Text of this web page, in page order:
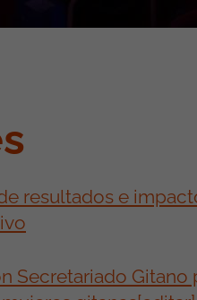
resultados e
Secretariado